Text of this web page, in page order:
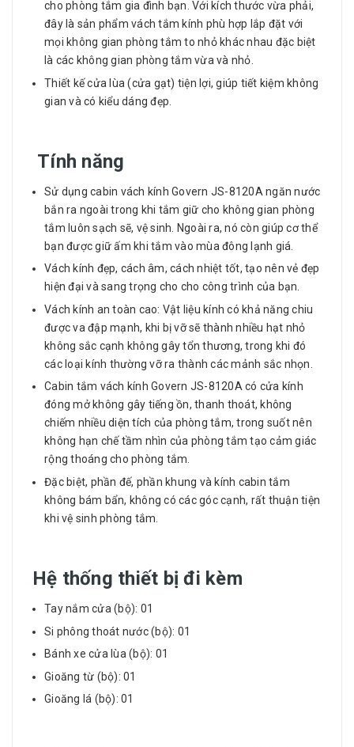
cho phòng tắm gia đình bạn. Với kích thước vừa phải,
đây là sản phẩm vách tắm kính phù hợp lắp đặt với
mọi không gian phòng tắm to nhỏ khác nhau đặc biệt
là các không gian phòng tắm vừa và nhỏ.
Thiết kế cửa lùa (cửa gạt) tiện lợi, giúp tiết kiệm không
gian và có kiểu dáng đẹp.
Tính năng
Sử dụng cabin vách kính Govern JS-8120A ngăn nước
bắn ra ngoài trong khi tắm giữ cho không gian phòng
tắm luôn sạch sẽ, vệ sinh. Ngoài ra, nó còn giúp cơ thể
bạn được giữ ấm khi tắm vào mùa đông lạnh giá.
Vách kính đẹp, cách âm, cách nhiệt tốt, tạo nên vẻ đẹp
hiện đại và sang trọng cho cho công trình của bạn.
Vách kính an toàn cao: Vật liệu kính có khả năng chiu
được va đập mạnh, khi bị vỡ sẽ thành nhiều hạt nhỏ
không sắc cạnh không gây tổn thương, trong khi đó
các loại kính thường vỡ ra thành các mảnh sắc nhọn.
Cabin tắm vách kính Govern JS-8120A có cửa kính
đóng mở không gây tiếng ồn, thanh thoát, không
chiếm nhiều diện tích của phòng tắm, trong suốt nên
không hạn chế tầm nhìn của phòng tắm tạo cảm giác
rộng thoáng cho phòng tắm.
Đặc biệt, phần đế, phần khung và kính cabin tắm
không bám bẩn, không có các góc cạnh, rất thuận tiện
khi vệ sinh phòng tắm.
Hệ thống thiết bị đi kèm
Tay nắm cửa (bộ): 01
Si phông thoát nước (bộ): 01
Bánh xe cửa lùa (bộ): 01
Gioăng từ (bộ): 01
Gioăng lá (bộ): 01